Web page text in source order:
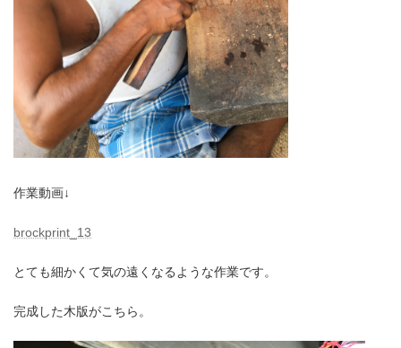
作業動画↓
brockprint_13
とても細かくて気の遠くなるような作業です。
完成した木版がこちら。